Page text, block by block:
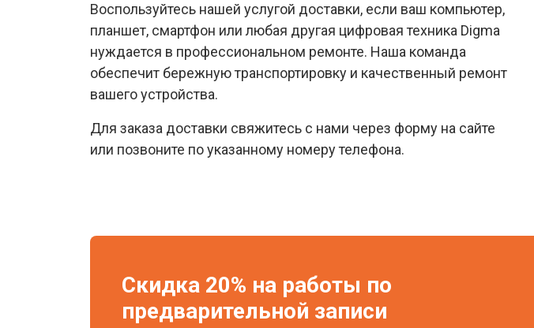
Воспользуйтесь нашей услугой доставки, если ваш компьютер,
планшет, смартфон или любая другая цифровая техника Digma
нуждается в профессиональном ремонте. Наша команда
обеспечит бережную транспортировку и качественный ремонт
вашего устройства.
Для заказа доставки свяжитесь с нами через форму на сайте
или позвоните по указанному номеру телефона.
Скидка 20% на работы по
предварительной записи